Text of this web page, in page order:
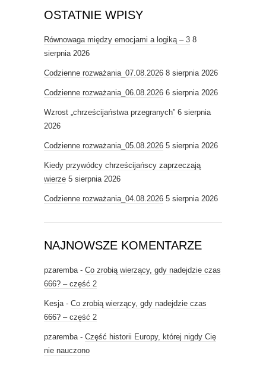
OSTATNIE WPISY
Równowaga między emocjami a logiką – 3 8
sierpnia 2026
Codzienne rozważania_07.08.2026 8 sierpnia 2026
Codzienne rozważania_06.08.2026 6 sierpnia 2026
Wzrost „chrześcijaństwa przegranych” 6 sierpnia
2026
Codzienne rozważania_05.08.2026 5 sierpnia 2026
Kiedy przywódcy chrześcijańscy zaprzeczają
wierze 5 sierpnia 2026
Codzienne rozważania_04.08.2026 5 sierpnia 2026
NAJNOWSZE KOMENTARZE
pzaremba- Co zrobią wierzący, gdy nadejdzie czas
666? – część 2
Kesja- Co zrobią wierzący, gdy nadejdzie czas
666? – część 2
pzaremba- Część historii Europy, której nigdy Cię
nie nauczono